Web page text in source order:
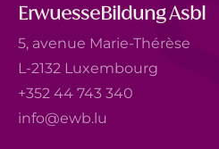
ErwuesseBildung Asbl
5, avenue Marie-Thérèse
L-2132 Luxembourg
+352 44 743 340
info@ewb.lu